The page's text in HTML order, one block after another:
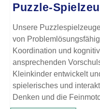
Puzzle-
Unsere
von
Koordination und
ansprechenden
Kleinkinder entwickelt
spielerisches und
Denken und die